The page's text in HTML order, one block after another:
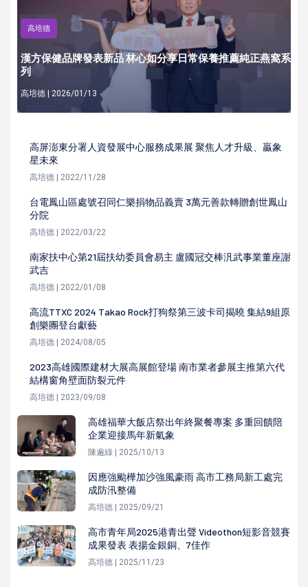
高培德
漢方保健品牌發表新品 林心如分享日常保養推薦純正燕窩系
列
高培德 | 2026/01/13
高屏澎東分署人資發展中心服務成果展 聚焦人才升級、贏象
星未來
高培德 | 2022/11/28
台電鳳山區處號召同仁樂捐物品義賣 3萬元善款轉贈創世鳳山
分院
高培德 | 2022/03/22
南家扶中心第21屆扶幼委員會易主 盧國冠交棒汎武事業董座謝
武吉
高培德 | 2022/01/08
高流TTXC 2024 Takao Rock打狗祭第三波卡司揭曉 集結9組原
創樂團登台獻藝
高培德 | 2024/08/05
2023高雄國際建材大展高展館登場 南市業者參展主推第六代
結構窗角壁面防裂元件
高培德 | 2023/09/08
高雄福華大飯店祭出年終聚餐專案 多重回饋陪
企業迎接馬年新氣象
陳遍綠 | 2025/10/13
因應強颱樺加沙強風豪雨 高市工務局新工處完
成防汛整備
高培德 | 2025/09/21
高市青年局2025港青出聲 Videothon短影音競賽
成果發表 表揚金銀銅、7佳作
高培德 | 2025/11/23